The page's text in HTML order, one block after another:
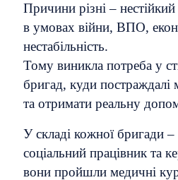
Причини різні –
в умовах війни, ВПО,
нестабільність.
Тому виникла потреба у
бригад, куди постраждалі
та отримати реальну
У складі кожної бригади
соціальний працівник та
вони пройшли медичні